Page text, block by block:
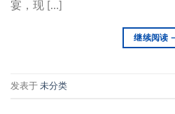
宴，现 […]
继续阅读
发表于 未分类